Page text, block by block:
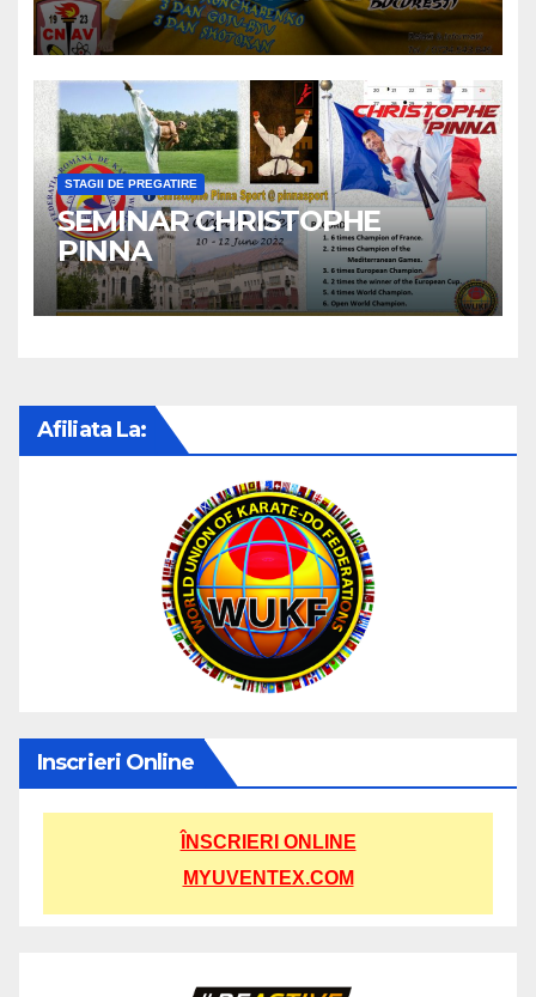
STAGII DE PREGATIRE
SEMINAR CHRISTOPHE
PINNA
Afiliata La:
Inscrieri Online
ÎNSCRIERI ONLINE
MYUVENTEX.COM